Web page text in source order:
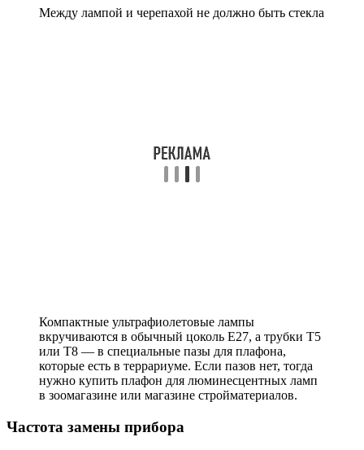
Между лампой и черепахой не должно быть стекла
Компактные ультрафиолетовые лампы
вкручиваются в обычный цоколь Е27, а трубки Т5
или Т8 — в специальные пазы для плафона,
которые есть в террариуме. Если пазов нет, тогда
нужно купить плафон для люминесцентных ламп
в зоомагазине или магазине стройматериалов.
Частота замены прибора